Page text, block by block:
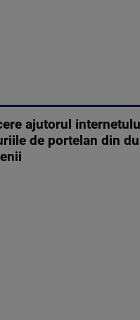
ajutorul
de portelan din